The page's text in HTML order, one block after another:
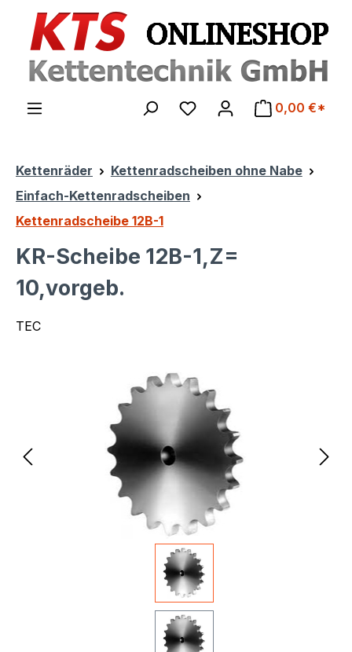
Zum Hauptinhalt springen
0,00 €*
Kettenräder
Kettenradscheiben ohne Nabe
Einfach-Kettenradscheiben
Kettenradscheibe 12B-1
KR-Scheibe 12B-1,Z=
10,vorgeb.
TEC
Bildergalerie überspringen